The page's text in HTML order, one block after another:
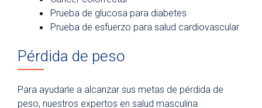
Prueba de glucosa para diabetes
Prueba de esfuerzo para salud cardiovascular
Pérdida de peso
Para ayudarle a alcanzar sus metas de pérdida de
peso, nuestros expertos en salud masculina